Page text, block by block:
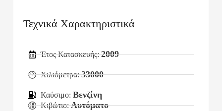
Τεχνικά Χαρακτηριστικά
Έτος Κατασκευής:2009
Χιλιόμετρα:33000
Καύσιμο: Βενζίνη
Κιβώτιο:Αυτόματο